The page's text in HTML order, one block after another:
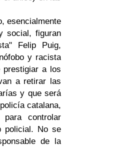
esencialmente
social, figuran
Felip Puig,
y racista
prestigiar a los
a retirar las
y que será
catalana,
controlar
policial. No se
de la